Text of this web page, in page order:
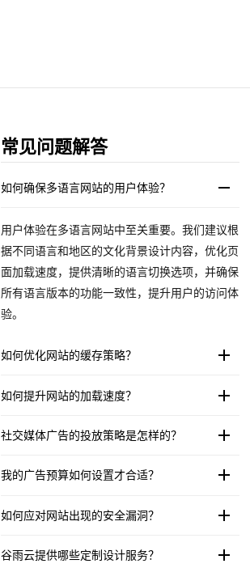
常见问题解答
如何确保多语言网站的用户体验？
用户体验在多语言网站中至关重要。我们建议根
据不同语言和地区的文化背景设计内容，优化页
面加载速度，提供清晰的语言切换选项，并确保
所有语言版本的功能一致性，提升用户的访问体
验。
如何优化网站的缓存策略？
如何提升网站的加载速度？
社交媒体广告的投放策略是怎样的？
我的广告预算如何设置才合适？
如何应对网站出现的安全漏洞？
谷雨云提供哪些定制设计服务？